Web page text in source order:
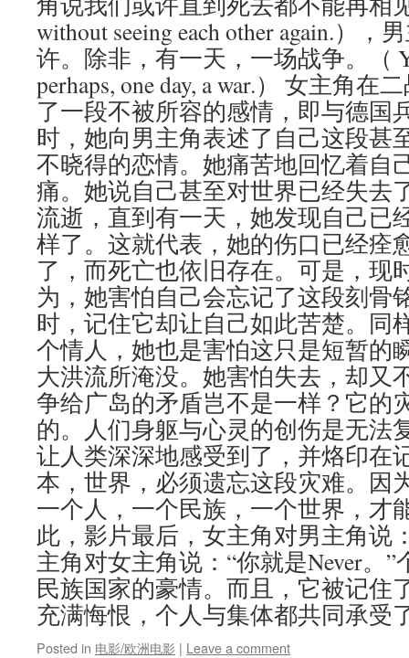
without seeing each other again.）
许。除非，有一天，一场战争。（
perhaps, one day, a war.） 女主角在
了一段不被所容的感情，即与德国
时，她向男主角表述了自己这段甚
不晓得的恋情。她痛苦地回忆着自
痛。她说自己甚至对世界已经失去
流逝，直到有一天，她发现自己已
样了。这就代表，她的伤口已经痊
了，而死亡也依旧存在。可是，现
为，她害怕自己会忘记了这段刻骨
时，记住它却让自己如此苦楚。同
个情人，她也是害怕这只是短暂的
大洪流所淹没。她害怕失去，却又
争给广岛的矛盾岂不是一样？它的
的。人们身躯与心灵的创伤是无法
让人类深深地感受到了，并烙印在
本，世界，必须遗忘这段灾难。因
一个人，一个民族，一个世界，才
此，影片最后，女主角对男主角说
主角对女主角说：“你就是Never。
民族国家的豪情。而且，它被记住
充满悔恨，个人与集体都共同承受
Posted in 电影/欧洲电影 | Leave a comment